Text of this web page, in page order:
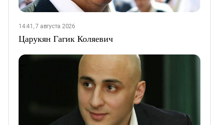
14:41, 7 августа 2026
Царукян Гагик Коляевич